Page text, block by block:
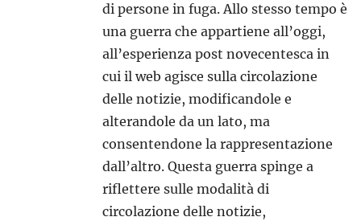
di persone in fuga. Allo stesso tempo è
una guerra che appartiene all’oggi,
all’esperienza post novecentesca in
cui il web agisce sulla circolazione
delle notizie, modificandole e
alterandole da un lato, ma
consentendone la rappresentazione
dall’altro. Questa guerra spinge a
riflettere sulle modalità di
circolazione delle notizie,